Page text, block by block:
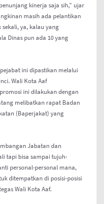
kinerja saja sih," ujar
masih ada pelantikan
ya, kalau yang
Dinas pun ada 10 yang
ini dipastikan melalui
Wali Kota Aaf
ini dilakukan dengan
melibatkan rapat Badan
(Baperjakat) yang
Jabatan dan
tapi bisa sampai tujuh-
personal-personal mana,
ditempatkan di posisi-posisi
Wali Kota Aaf.